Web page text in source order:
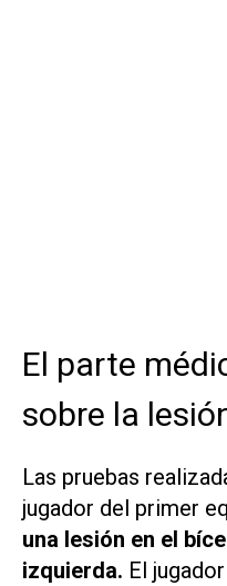
El parte
sobre la
Las pruebas
jugador del primer
una lesión en el
izquierda. El